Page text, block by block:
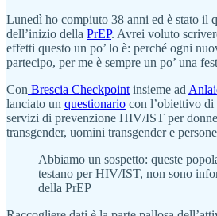
Lunedì ho compiuto 38 anni ed è stato il
dell’inizio della PrEP. Avrei voluto
effetti questo un po’ lo è: perché ogni
partecipo, per me è sempre un po’ una
Con Brescia Checkpoint insieme ad
lanciato un questionario con l’obiettivo
servizi di prevenzione HIV/IST per
transgender, uomini transgender e
Abbiamo un sospetto: queste
testano per HIV/IST, non sono
della PrEP